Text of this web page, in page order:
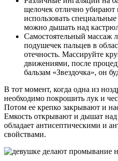
щелочек отлично
использовать
можно дышать над
Самостоятельный массаж
подушечек пальцев в
отечность. Массируйте
движениями, после
бальзам «Звездочка», он
В тот момент, когда одна из
необходимо покрошить лук и
Потом ее крепко закрывают и
Емкость открывают и дышат
обладает антисептическими и
свойствами.